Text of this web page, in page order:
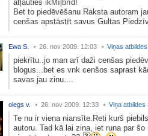
atļauties ikMīļbrīd!
Bet to piedēvēšanu Raksta autoram
cenšas apstāstīt savus Gultas
Ewa S. 26. nov 2009. 12:03 Viņas atbildes
piekrītu..jo man arī daži cenšas
blogus...bet es vnk cenšos saprast
savas jau zinu....
olegs v. 26. nov 2009. 12:33 Viņa atbildes
Te nu ir viena niansīte.Reti kurš
autoru. Tad kā lai zina, iet runa par